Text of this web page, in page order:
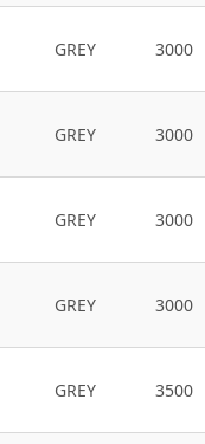
GREY 3000
GREY 3000
GREY 3000
GREY 3000
GREY 3500